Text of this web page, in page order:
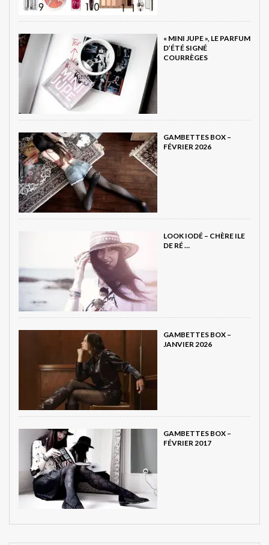
« MINI JUPE », LE PARFUM
D’ÉTÉ SIGNÉ
COURRÈGES
GAMBETTES BOX –
FÉVRIER 2026
LOOK IODÉ – CHÈRE ILE
DE RÉ …
GAMBETTES BOX –
JANVIER 2026
GAMBETTES BOX –
FÉVRIER 2017